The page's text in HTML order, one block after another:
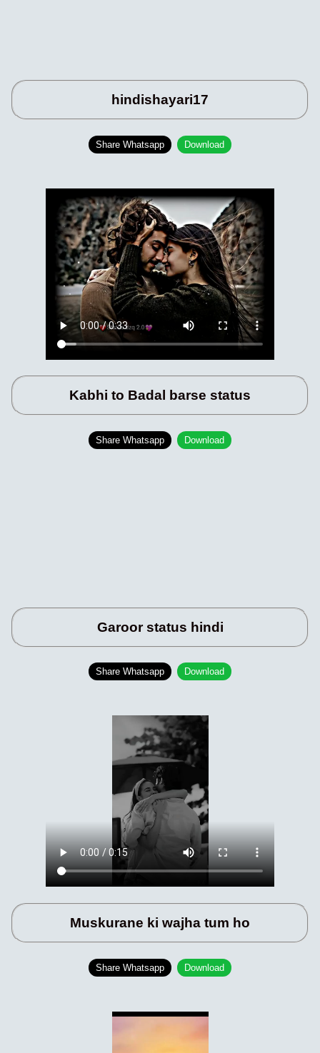
hindishayari17
Share Whatsapp Download
Kabhi to Badal barse status
Share Whatsapp Download
Garoor status hindi
Share Whatsapp Download
Muskurane ki wajha tum ho
Share Whatsapp Download